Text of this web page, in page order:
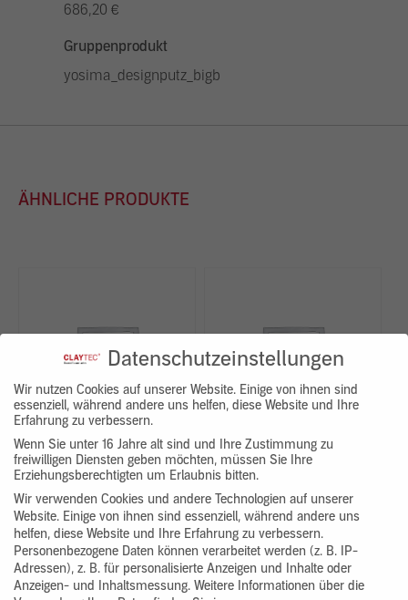
686,20 €
Gruppenprodukt
yosima_designputz_bigb
ÄHNLICHE PRODUKTE
YOSIMA Lehm-Designputz
1.419,24 €
YOSIMA Lehm-Designputz
2.284,08 €
Datenschutzeinstellungen
Wir nutzen Cookies auf unserer Website. Einige von ihnen sind
essenziell, während andere uns helfen, diese Website und Ihre
Erfahrung zu verbessern.
Wenn Sie unter 16 Jahre alt sind und Ihre Zustimmung zu
freiwilligen Diensten geben möchten, müssen Sie Ihre
Erziehungsberechtigten um Erlaubnis bitten.
Wir verwenden Cookies und andere Technologien auf unserer
Website. Einige von ihnen sind essenziell, während andere uns
helfen, diese Website und Ihre Erfahrung zu verbessern.
Personenbezogene Daten können verarbeitet werden (z. B. IP-
Adressen), z. B. für personalisierte Anzeigen und Inhalte oder
Anzeigen- und Inhaltsmessung. Weitere Informationen über die